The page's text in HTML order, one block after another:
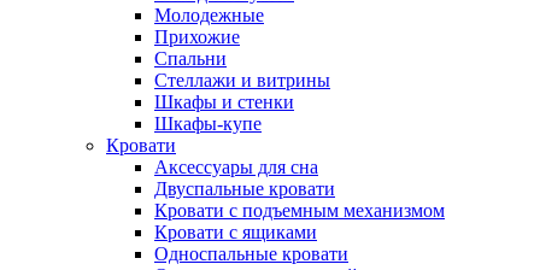
Молодежные
Прихожие
Спальни
Стеллажи и витрины
Шкафы и стенки
Шкафы-купе
Кровати
Аксессуары для сна
Двуспальные кровати
Кровати с подъемным механизмом
Кровати с ящиками
Односпальные кровати